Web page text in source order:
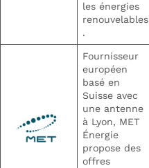
les énergies
renouvelables
.
Fournisseur
européen
basé en
Suisse avec
une antenne
à Lyon, MET
Énergie
propose des
offres